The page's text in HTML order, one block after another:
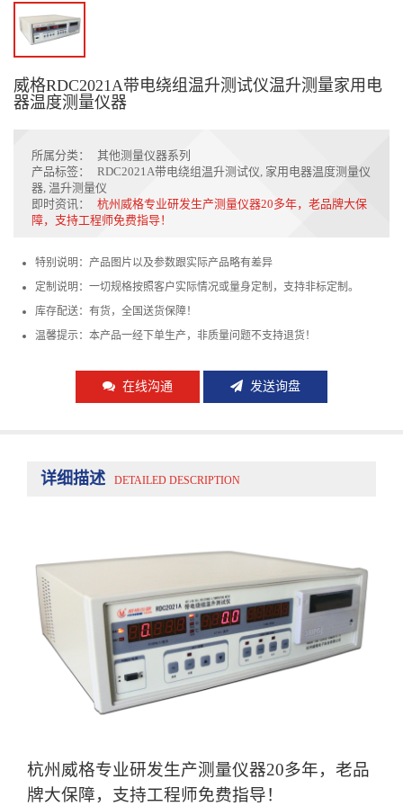
威格RDC2021A带电绕组温升测试仪温升测量家用电
器温度测量仪器
所属分类：
其他测量仪器系列
产品标签：
RDC2021A带电绕组温升测试仪, 家用电器温度测量仪
器, 温升测量仪
即时资讯：
杭州威格专业研发生产测量仪器20多年，老品牌大保
障，支持工程师免费指导！
特别说明：产品图片以及参数跟实际产品略有差异
定制说明：一切规格按照客户实际情况或量身定制，支持非标定制。
库存配送：有货，全国送货保障！
温馨提示：本产品一经下单生产，非质量问题不支持退货！
在线沟通 发送询盘
详细描述 DETAILED DESCRIPTION
杭州威格专业研发生产测量仪器20多年，老品
牌大保障，支持工程师免费指导！